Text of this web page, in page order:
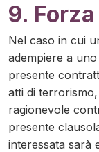
9.
Nel caso in cui
adempiere a
presente
atti di
ragionevole
presente
interessata sarà